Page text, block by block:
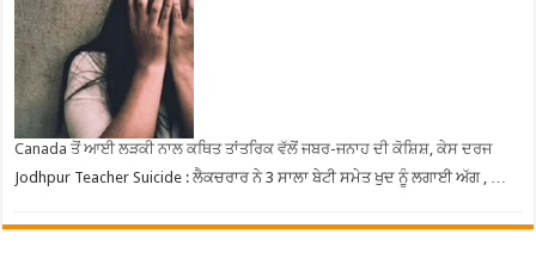
Canada ਤੋਂ ਆਈ ਲੜਕੀ ਨਾਲ ਕਥਿਤ ਤਾਂਤਰਿਕ ਵੱਲੋਂ ਜਬਰ-ਜਨਾਹ ਦੀ ਕੋਸ਼ਿਸ਼, ਕੇਸ ਦਰਜ
Jodhpur Teacher Suicide : ਲੈਕਚਰਾਰ ਨੇ 3 ਸਾਲਾ ਬੇਟੀ ਸਮੇਤ ਖੁਦ ਨੂੰ ਲਗਾਈ ਅੱਗ , …